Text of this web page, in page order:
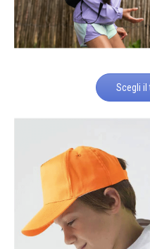
Scegli il